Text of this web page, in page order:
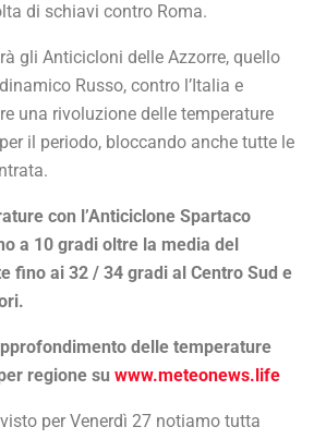
di schiavi contro Roma.
gli Anticicloni delle Azzorre, quello
Russo, contro l’Italia e
una rivoluzione delle temperature
il periodo, bloccando anche tutte le
con l’Anticiclone Spartaco
a 10 gradi oltre la media del
fino ai 32 / 34 gradi al Centro Sud e
delle temperature
regione su www.meteonews.life
per Venerdì 27 notiamo tutta